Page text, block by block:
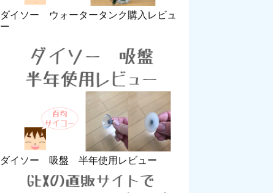
ダイソー ウォータータンク購入レビュ
ー
ダイソー 吸盤 半年使用レビュー